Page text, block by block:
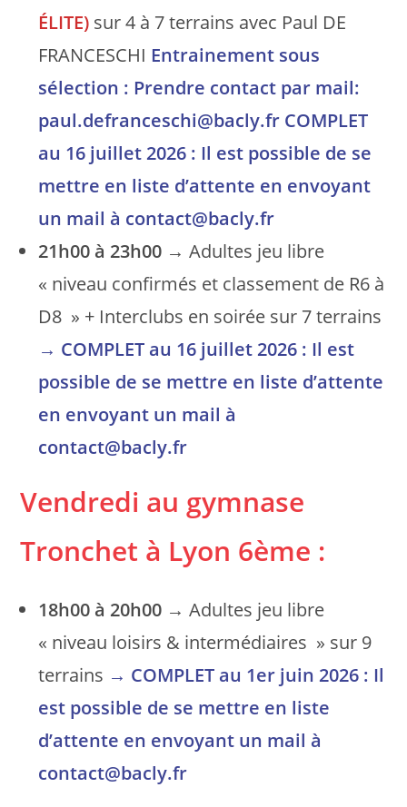
ÉLITE) sur 4 à 7 terrains avec Paul DE
FRANCESCHI Entrainement sous
sélection : Prendre contact par mail:
paul.defranceschi@bacly.fr COMPLET
au 16 juillet 2026 : Il est possible de se
mettre en liste d’attente en envoyant
un mail à contact@bacly.fr
21h00 à 23h00 → Adultes jeu libre
« niveau confirmés et classement de R6 à
D8 » + Interclubs en soirée sur 7 terrains
→ COMPLET au 16 juillet 2026 : Il est
possible de se mettre en liste d’attente
en envoyant un mail à
contact@bacly.fr
Vendredi au gymnase
Tronchet à Lyon 6ème :
18h00 à 20h00 → Adultes jeu libre
« niveau loisirs & intermédiaires » sur 9
terrains → COMPLET au 1er juin 2026 : Il
est possible de se mettre en liste
d’attente en envoyant un mail à
contact@bacly.fr